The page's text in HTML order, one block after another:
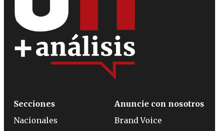
Secciones
Nacionales
Anuncie con nosotros
Brand Voice